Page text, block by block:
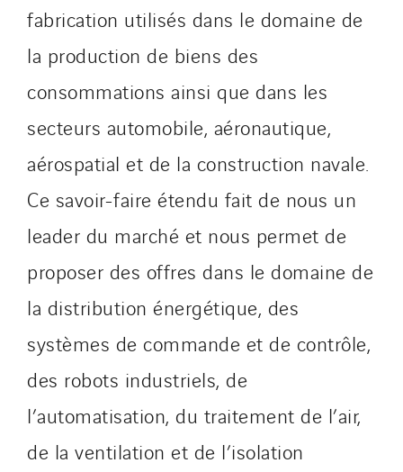
fabrication utilisés dans le domaine de
la production de biens des
consommations ainsi que dans les
secteurs automobile, aéronautique,
aérospatial et de la construction navale.
Ce savoir-faire étendu fait de nous un
leader du marché et nous permet de
proposer des offres dans le domaine de
la distribution énergétique, des
systèmes de commande et de contrôle,
des robots industriels, de
l’automatisation, du traitement de l’air,
de la ventilation et de l’isolation